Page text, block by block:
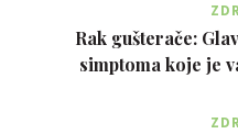
Rak gušterače:
simptoma koje je